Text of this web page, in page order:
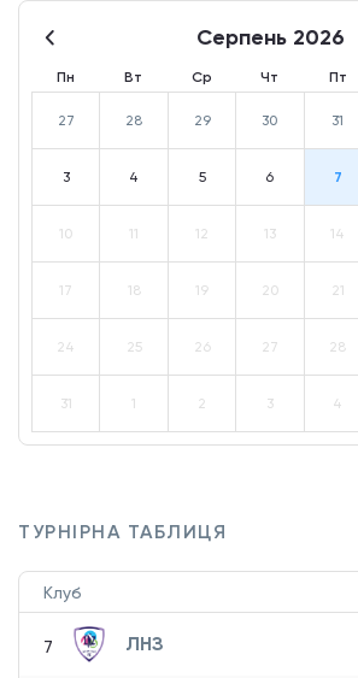
Серпень 2026
Пн Вт Ср Чт Пт
27 28 29 30 31
3 4 5 6 7
10 11 12 13 14
17 18 19 20 21
24 25 26 27 28
31 1 2 3 4
ТУРНІРНА ТАБЛИЦЯ
Клуб
7 ЛНЗ